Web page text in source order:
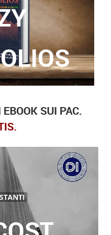
finalmente trovare
domande.
SUI PAC.